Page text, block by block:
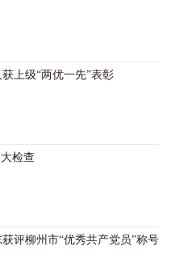
上级“两优一先”表彰
检查
评柳州市“优秀共产党员”称号